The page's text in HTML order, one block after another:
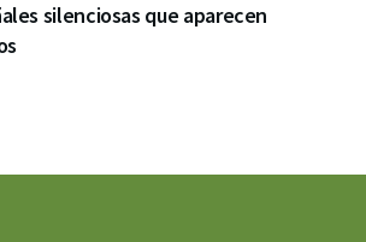
silenciosas que aparecen